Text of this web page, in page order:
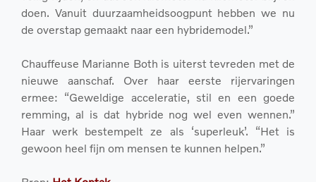
doen. Vanuit duurzaamheidsoogpunt hebben we nu
de overstap gemaakt naar een hybridemodel.”
Chauffeuse Marianne Both is uiterst tevreden met de
nieuwe aanschaf. Over haar eerste rijervaringen
ermee: “Geweldige acceleratie, stil en een goede
remming, al is dat hybride nog wel even wennen.”
Haar werk bestempelt ze als ‘superleuk’. “Het is
gewoon heel fijn om mensen te kunnen helpen.”